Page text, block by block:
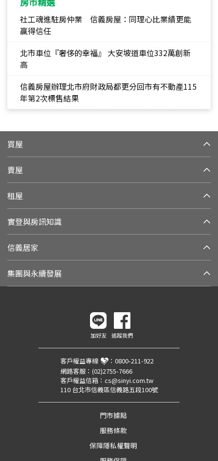
社工魂進駐房仲業 信義房屋：同理心比業績更能
贏得信任
北市車位『奢侈的幸福』 大安坡道車位332萬創新
高
信義房屋辦理北市府財政局都更分回市有不動產115
年第2次標售結果
買屋
賣屋
租屋
實登與房訊知識
信義居家
集團與永續發展
加好友 追蹤我們
客戶權益專線 ： 0800-211-922
網路客服： (02)2755-7666
客戶權益信箱： cs@sinyi.com.tw
110 台北市信義區信義路五段100號
門市據點
服務條款
保障隱私權聲明